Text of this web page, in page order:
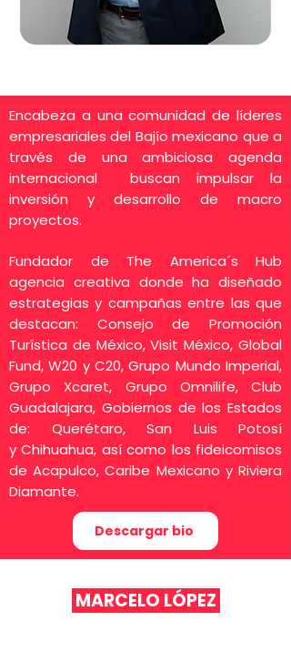
Encabeza a una comunidad de líderes
empresariales del Bajío mexicano que a
través de una ambiciosa agenda
internacional buscan impulsar la
inversión y desarrollo de macro
proyectos.
Fundador de The America´s Hub
agencia creativa donde ha diseñado
estrategias y campañas entre las que
destacan: Consejo de Promoción
Turística de México, VisitMéxico, Global
Fund, W20 y C20, Grupo Mundo Imperial,
Grupo Xcaret, Grupo Omnilife, Club
Guadalajara, Gobiernos de los Estados
de: Querétaro, San Luis Potosí
yChihuahua, así como los fideicomisos
de Acapulco, Caribe Mexicano y Riviera
Diamante.
Descargar bio
MARCELO LÓPEZ